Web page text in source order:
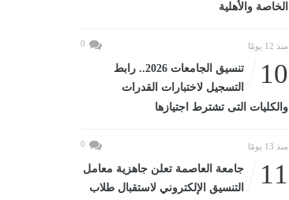
الخاصة والأهلية
منذ 12 يومًا 0
10
تنسيق الجامعات 2026.. رابط
التسجيل لاختبارات القدرات
والكليات التى تشترط اجتيازها
منذ 13 يومًا 0
11
جامعة العاصمة تعلن جاهزية معامل
التنسيق الإلكتروني لاستقبال طلاب